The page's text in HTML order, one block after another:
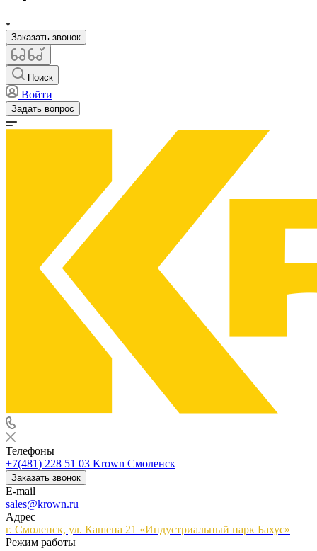
Заказать звонок
Поиск
Войти
Задать вопрос
Телефоны
+7(481) 228 51 03 Krown Смоленск
Заказать звонок
E-mail
sales@krown.ru
Адрес
г. Смоленск, ул. Кашена 21 «Индустриальный парк Бахус»
Режим работы